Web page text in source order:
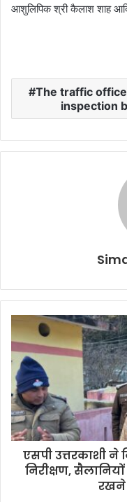
आशुलिपिक श्री कैलाश शाह
The traffic
inspection
एसपी उत्तरकाशी ने
निरीक्षण,
रखने